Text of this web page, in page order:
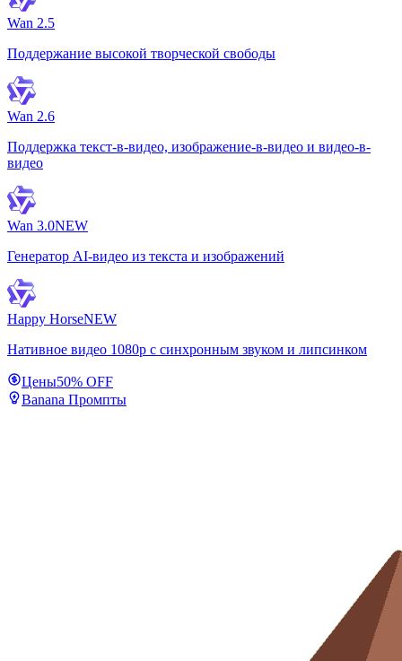
Wan 2.5
Поддержание высокой творческой свободы
Wan 2.6
Поддержка текст-в-видео, изображение-в-видео и видео-в-
видео
Wan 3.0NEW
Генератор AI-видео из текста и изображений
Happy HorseNEW
Нативное видео 1080p с синхронным звуком и липсинком
Цены50% OFF
Banana Промпты